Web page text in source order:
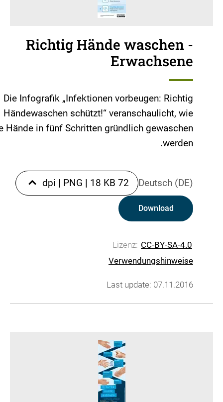
Richtig Hände waschen -
Erwachsene
Die Infografik „Infektionen vorbeugen: Richtig
Händewaschen schützt!“ veranschaulicht, wie
Hände in fünf Schritten gründlich gewaschen
werden.
Deutsch (DE)
72 dpi
| PNG | 18 KB
Download
Lizenz: CC-BY-SA-4.0
Verwendungshinweise
Last update: 07.11.2016